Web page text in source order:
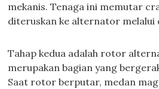
mekanis. Tenaga ini memutar
diteruskan ke alternator melalui
Tahap kedua adalah rotor
merupakan bagian yang
Saat rotor berputar, medan